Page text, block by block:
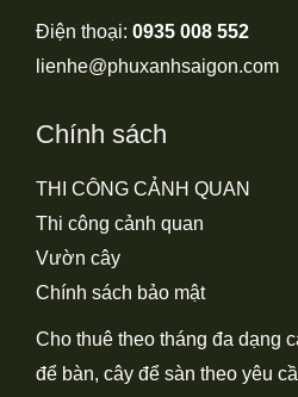
Điện thoại: 0935 008 552
lienhe@phuxanhsaigon.com
Chính sách
THI CÔNG CẢNH QUAN
Thi công cảnh quan
Vườn cây
Chính sách bảo mật
Cho thuê theo tháng đa dạng
để bàn, cây để sàn theo yêu